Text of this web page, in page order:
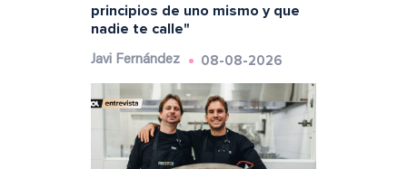
principios de uno mismo y que
nadie te calle"
Javi Fernández 08-08-2026